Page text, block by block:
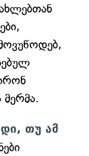
თუ ამ